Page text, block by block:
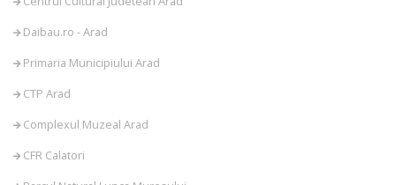
Daibau.ro - Arad
Primaria Municipiului Arad
CTP Arad
Complexul Muzeal Arad
CFR Calatori